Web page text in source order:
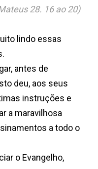
28. 16 ao 20)
lindo essas
antes de
deu, aos seus
instruções e
a maravilhosa
a todo o
o Evangelho,